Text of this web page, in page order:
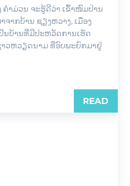
ຄຳມ່ວນ ຈະຮູ້ດີວ່າ ເຂົ້າໜົມປ່ານ
າກບ້ານ ຊຽງຫວາງ, ເມືອງ
ນບ້ານທີ່ມີປະຫວັດການເຮັດ
ວຫວຽດນາມ ທີ່ອົບພະຍົກມາຢູ່
READ